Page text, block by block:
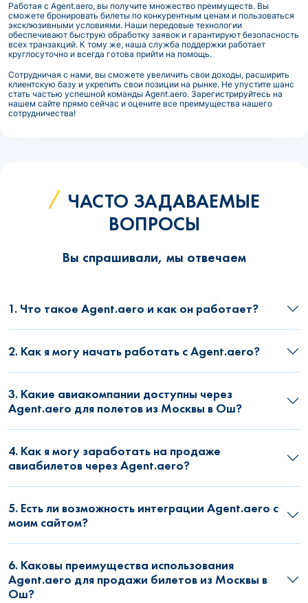
Работая с Agent.aero, вы получите множество преимуществ. Вы
сможете бронировать билеты по конкурентным ценам и пользоваться
эксклюзивными условиями. Наши передовые технологии
обеспечивают быструю обработку заявок и гарантируют безопасность
всех транзакций. К тому же, наша служба поддержки работает
круглосуточно и всегда готова прийти на помощь.
Сотрудничая с нами, вы сможете увеличить свои доходы, расширить
клиентскую базу и укрепить свои позиции на рынке. Не упустите шанс
стать частью успешной команды Agent.aero. Зарегистрируйтесь на
нашем сайте прямо сейчас и оцените все преимущества нашего
сотрудничества!
ЧАСТО ЗАДАВАЕМЫЕ
ВОПРОСЫ
Вы спрашивали, мы отвечаем
1. Что такое Agent.aero и как он работает?
2. Как я могу начать работать с Agent.aero?
3. Какие авиакомпании доступны через
Agent.aero для полетов из Москвы в Ош?
4. Как я могу заработать на продаже
авиабилетов через Agent.aero?
5. Есть ли возможность интеграции Agent.aero с
моим сайтом?
6. Каковы преимущества использования
Agent.aero для продажи билетов из Москвы в
Ош?